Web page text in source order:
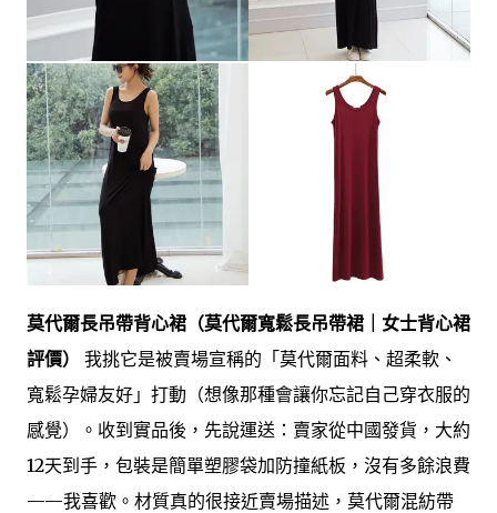
莫代爾長吊帶背心裙（莫代爾寬鬆長吊帶裙｜女士背心裙
評價）
我挑它是被賣場宣稱的「莫代爾面料、超柔軟、
寬鬆孕婦友好」打動（想像那種會讓你忘記自己穿衣服的
感覺）。收到實品後，先說運送：賣家從中國發貨，大約
12天到手，包裝是簡單塑膠袋加防撞紙板，沒有多餘浪費
——我喜歡。材質真的很接近賣場描述，莫代爾混紡帶